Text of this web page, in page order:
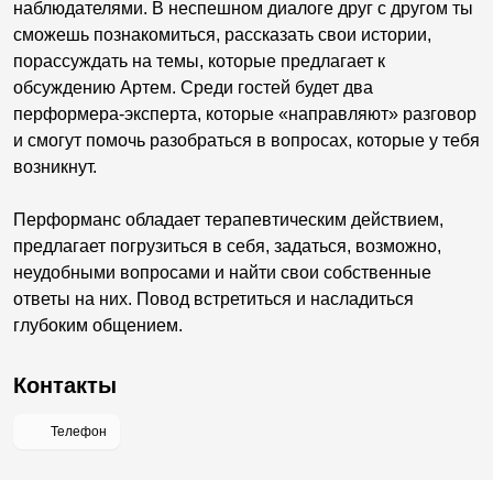
наблюдателями. В неспешном диалоге друг с другом ты
сможешь познакомиться, рассказать свои истории,
порассуждать на темы, которые предлагает к
обсуждению Артем. Среди гостей будет два
перформера-эксперта, которые «направляют» разговор
и смогут помочь разобраться в вопросах, которые у тебя
возникнут.
Перформанс обладает терапевтическим действием,
предлагает погрузиться в себя, задаться, возможно,
неудобными вопросами и найти свои собственные
ответы на них. Повод встретиться и насладиться
глубоким общением.
Контакты
Телефон